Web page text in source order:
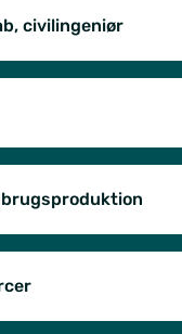
civilingeniør